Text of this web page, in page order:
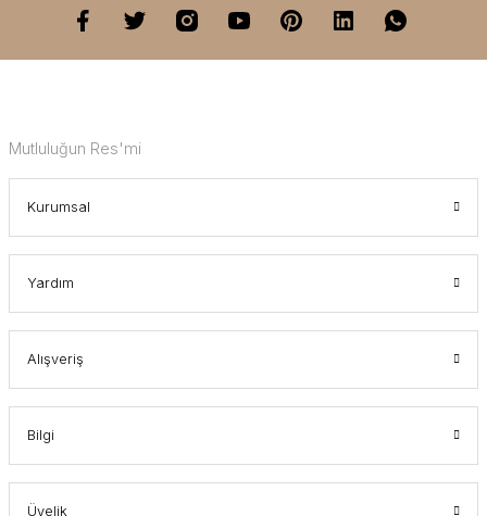
Mutluluğun Res'mi
Kurumsal
Yardım
Alışveriş
Bilgi
Üyelik